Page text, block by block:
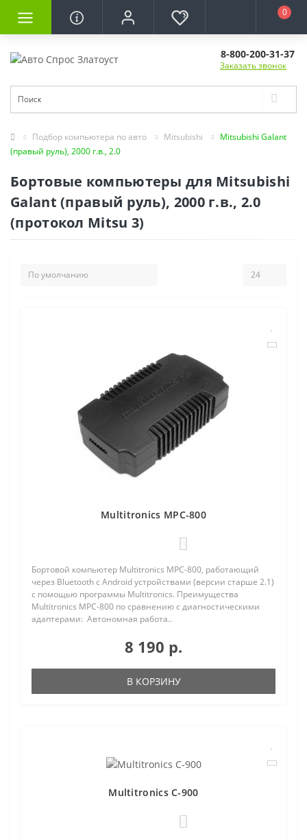
0
8-800-200-31-37
Заказать звонок
Подбор компьютера по авто Mitsubishi
Mitsubishi Galant
(правый руль), 2000 г.в., 2.0
Бортовые компьютеры для Mitsubishi
Galant (правый руль), 2000 г.в., 2.0
(протокол Mitsu 3)
Multitronics MPC-800
Бортовой компьютер Multitronics MPC-800, работающий
через Bluetooth с Android устройствами (версии старше 2.1)
с помощью программы Multitronics. Преимущества
Multitronics MPC-800 по сравнению с диагностическими
адаптерами: Автономная работа..
8 190 р.
В КОРЗИНУ
Multitronics C-900